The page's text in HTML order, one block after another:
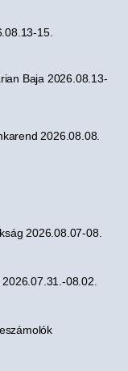
15.
Baja 2026.08.13-
2026.08.08.
2026.08.07-08.
08.02.